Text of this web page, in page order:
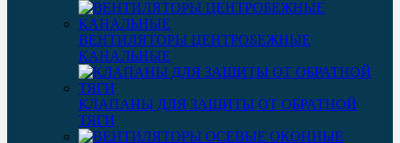
ВЕНТИЛЯТОРЫ ЦЕНТРОБЕЖНЫЕ
КАНАЛЬНЫЕ
КЛАПАНЫ ДЛЯ ЗАЩИТЫ ОТ ОБРАТНОЙ
ТЯГИ